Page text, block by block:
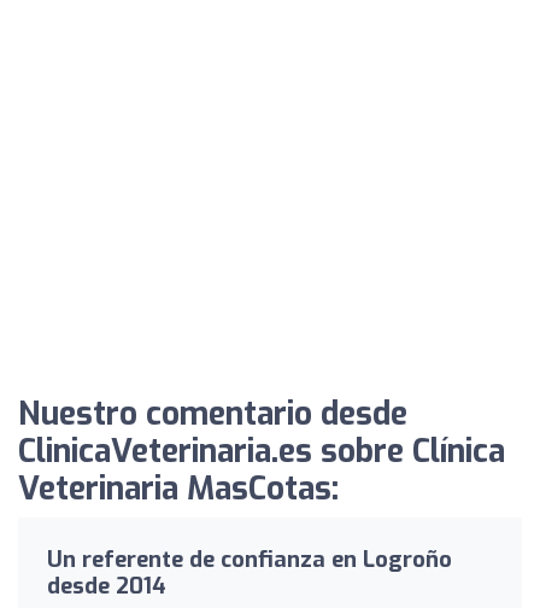
Nuestro comentario desde
ClinicaVeterinaria.es sobre Clínica
Veterinaria MasCotas:
Un referente de confianza en Logroño
desde 2014